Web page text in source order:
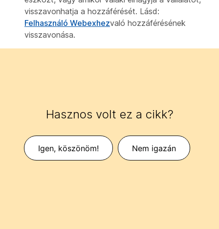
visszavonhatja a hozzáférését. Lásd:
Felhasználó Webexhezvaló hozzáférésének
visszavonása.
Hasznos volt ez a cikk?
Igen, köszönöm! Nem igazán